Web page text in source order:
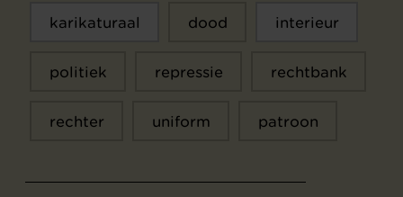
karikaturaal dood interieur
politiek repressie rechtbank
rechter uniform patroon